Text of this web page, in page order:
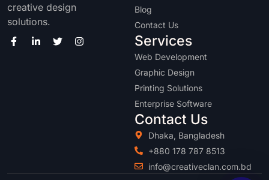
creative design
solutions.
Blog
Contact Us
Services
Web Development
Graphic Design
Printing Solutions
Enterprise Software
Contact Us
Dhaka, Bangladesh
+880 178 787 8513
info@creativeclan.com.bd